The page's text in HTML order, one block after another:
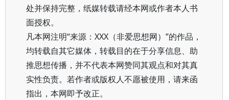
处并保持完整，纸媒转载请经本网或作者本人书
面授权。
凡本网注明“来源：XXX（非爱思想网）”的作品，
均转载自其它媒体，转载目的在于分享信息、助
推思想传播，并不代表本网赞同其观点和对其真
实性负责。若作者或版权人不愿被使用，请来函
指出，本网即予改正。